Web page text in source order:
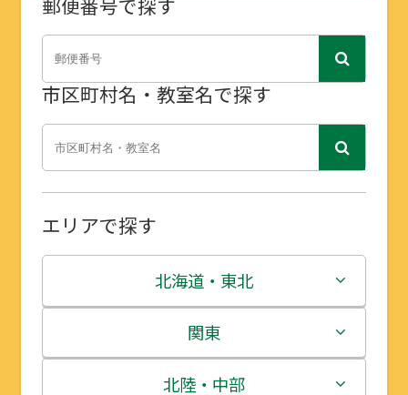
市区町村名・教室名で探す
エリアで探す
北海道・東北
北海道
青森県
関東
茨城県
北陸・中部